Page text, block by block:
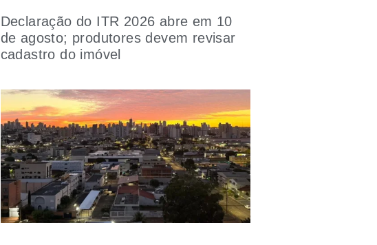
Declaração do ITR 2026 abre em 10
de agosto; produtores devem revisar
cadastro do imóvel